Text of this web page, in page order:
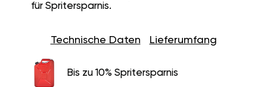
für Spritersparnis.
Technische Daten Lieferumfang
Bis zu 10% Spritersparnis